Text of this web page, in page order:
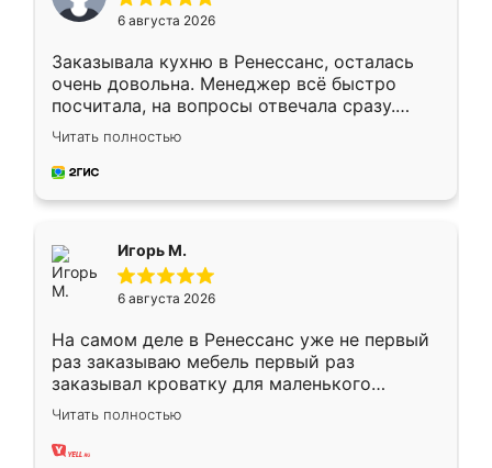
6 августа 2026
Заказывала кухню в Ренессанс, осталась
очень довольна. Менеджер всё быстро
посчитала, на вопросы отвечала сразу.
Замерщик приехал в субботу, подошёл к
делу со всей ответственностью. Собрали
за день, ребята работали аккуратно, даже
Читать полностью
Игорь М.
6 августа 2026
На самом деле в Ренессанс уже не первый
раз заказываю мебель первый раз
заказывал кроватку для маленького
ребёнка при его рождении ,во второй раз
заказал шкаф-купе. По качеству очень
хорошее сборка достаточно быстрая,
Читать полностью